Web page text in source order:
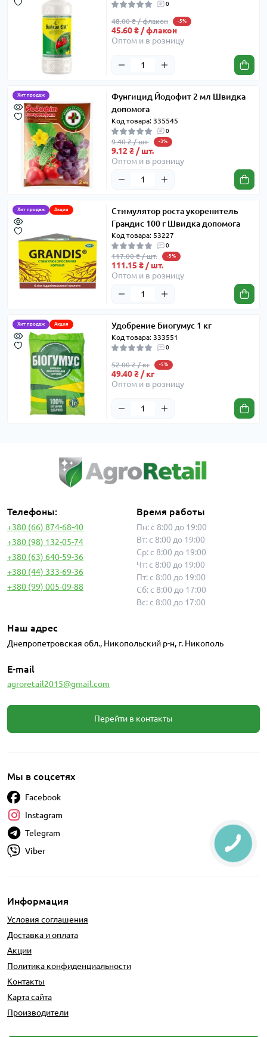
0
48.00 ₴ / флакон -5%
45.60 ₴ / флакон
Оптом и в розницу
Хит продаж
Фунгицид Йодофит 2 мл Швидка
допомога
Код товара: 335545
0
9.40 ₴ / шт. -3%
9.12 ₴ / шт.
Оптом и в розницу
Хит продаж Акция
Стимулятор роста укоренитель
Грандис 100 г Швидка допомога
Код товара: 53227
0
117.00 ₴ / шт. -5%
111.15 ₴ / шт.
Оптом и в розницу
Хит продаж Акция Удобрение Биогумус 1 кг
Код товара: 333551
0
52.00 ₴ / кг -5%
49.40 ₴ / кг
Оптом и в розницу
Телефоны:
+380 (66) 874-68-40
+380 (98) 132-05-74
+380 (63) 640-59-36
+380 (44) 333-69-36
+380 (99) 005-09-88
Время работы
Пн: с 8:00 до 19:00
Вт: с 8:00 до 19:00
Ср: с 8:00 до 19:00
Чт: с 8:00 до 19:00
Пт: с 8:00 до 19:00
Сб: с 8:00 до 17:00
Вс: с 8:00 до 17:00
Наш адрес
Днепропетровская обл., Никопольский р-н, г. Никополь
E-mail
agroretail2015@gmail.com
Перейти в контакты
Информация
Условия соглашения
Доставка и оплата
Акции
Политика конфиденциальности
Контакты
Карта сайта
Производители
Мы в соцсетях
Facebook
Instagram
Telegram
Viber